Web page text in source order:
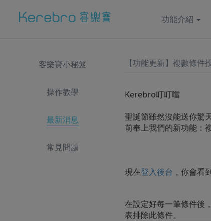
功能介紹
客樂寶小秘笈
操作教學
最新消息
常見問題
【功能更新】複數條件
Kerebro叮叮噹
聖誕節雖然沒能送你驚
前奉上我們的新功能：
現在登入後台 ，你會看
在設定好每一筆條件後
表排除此條件。